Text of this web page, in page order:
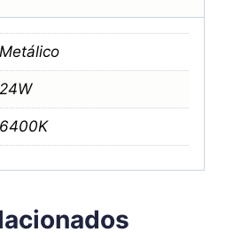
Metálico
24W
6400K